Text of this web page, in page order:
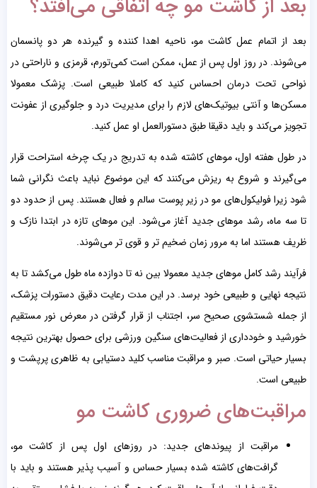
بعد از کاشت مو چه اتفاقی می‌افتد؟
بعد از اتمام عمل کاشت مو، ناحیه اهدا کننده و گیرنده هر دو پانسمان
می‌شوند. در روز اول پس از عمل، ممکن است کمی‌تورم، قرمزی و ناراحتی در
نواحی تحت درمان احساس کنید که کاملا طبیعی است. پزشک معمولا
مسکن‌ها و آنتی بیوتیک‌های لازم را برای مدیریت درد و جلوگیری از عفونت
تجویز می‌کند و باید دقیقا طبق دستورالعمل او عمل کنید.
در طول هفته اول، موهای کاشته شده به تدریج در یک چرخه استراحت قرار
می‌گیرند و شروع به ریزش می‌کنند که این موضوع نباید باعث نگرانی شما
شود زیرا فولیکول‌های مو در زیر پوست سالم و فعال هستند. پس از حدود دو
تا سه ماه، رشد موهای جدید آغاز می‌شود. این موهای تازه در ابتدا نازک و
ظریف هستند اما به مرور زمان ضخیم تر و قوی تر می‌شوند.
فرآیند رشد کامل موهای جدید معمولا بین نه تا دوازده ماه طول می‌کشد تا به
نتیجه نهایی و طبیعی خود برسد. در این مدت رعایت دقیق دستورات پزشک،
از جمله شستشوی صحیح سر، اجتناب از قرار گرفتن در معرض نور مستقیم
خورشید و خودداری از فعالیت‌های سنگین ورزشی برای حصول بهترین نتیجه
بسیار حیاتی است. صبر و مراقبت مناسب کلید دستیابی به ظاهری پرپشت و
طبیعی است.
مراقبت‌های ضروری کاشت مو
مراقبت از پیوند‌های جدید: در روزهای اول پس از کاشت مو،
گرافت‌های کاشته شده بسیار حساس و آسیب پذیر هستند و باید با